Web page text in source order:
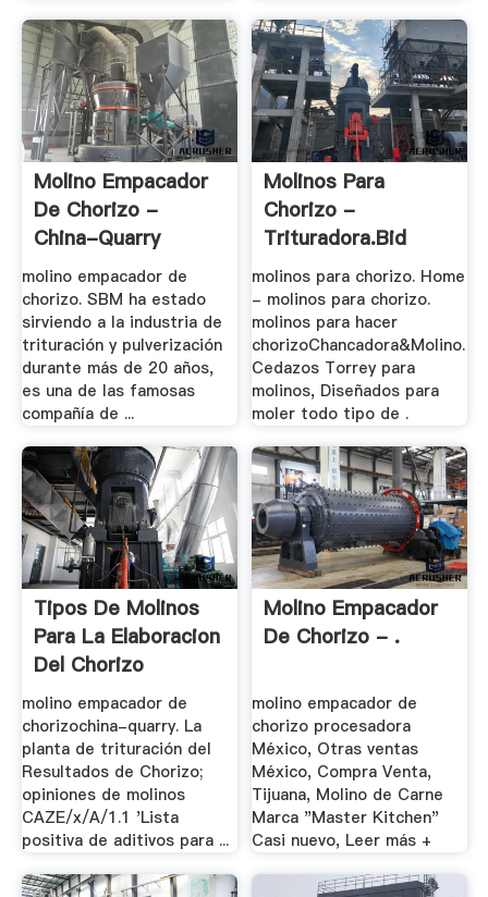
Molino Empacador
De Chorizo -
China-Quarry
molino empacador de
chorizo. SBM ha estado
sirviendo a la industria de
trituración y pulverización
durante más de 20 años,
es una de las famosas
compañía de ...
Molinos Para
Chorizo -
Trituradora.bid
molinos para chorizo. Home
- molinos para chorizo.
molinos para hacer
chorizoChancadora&Molino.
Cedazos Torrey para
molinos, Diseñados para
moler todo tipo de .
Tipos De Molinos
Para La Elaboracion
Del Chorizo
molino empacador de
chorizochina-quarry. La
planta de trituración del
Resultados de Chorizo;
opiniones de molinos
CAZE/x/A/1.1 'Lista
positiva de aditivos para ...
Molino Empacador
De Chorizo - .
molino empacador de
chorizo procesadora
México, Otras ventas
México, Compra Venta,
Tijuana, Molino de Carne
Marca "Master Kitchen"
Casi nuevo, Leer más +